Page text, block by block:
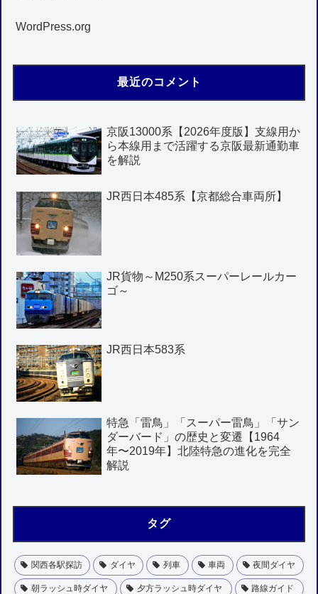
WordPress.org
最近のコメント
京阪13000系【2026年度版】支線用か
ら本線用まで活躍する京阪最新通勤車
を解説
JR西日本485系【京都総合車両所】
JR貨物～M250系スーパーレールカー
ゴ～
JR西日本583系
特急「雷鳥」「スーパー雷鳥」「サン
ダーバード」の歴史と変遷【1964
年〜2019年】北陸特急の進化を完全
解説
タグ
関西各駅探訪 ダイヤ 列車 車両 夜間ダイヤ
朝ラッシュ時ダイヤ 夕方ラッシュ時ダイヤ 路線ガイド